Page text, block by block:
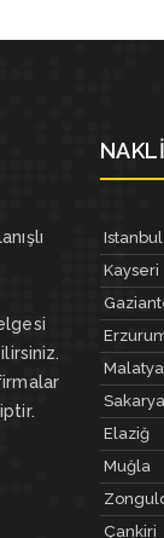
Istanbul
Kayseri
Malatya
Sakarya
Elaziğ
Muğla
Çankiri